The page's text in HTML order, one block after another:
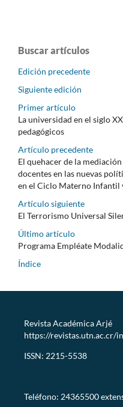
Buscar artículos
Edición precedente
Siguiente edición
Primer artículo
La universidad en el siglo
pedagógicos
Artículo precedente
El quehacer de la
docentes en las nuevas
en el Ciclo Materno Infantil
Artículo siguiente
El Terrorismo Universal
Último artículo
Programa Empléate
Índice
Revista Académica Arjé
https://revistas.utn.ac.cr/
ISSN: 2215-5538
Teléfono: 24365500